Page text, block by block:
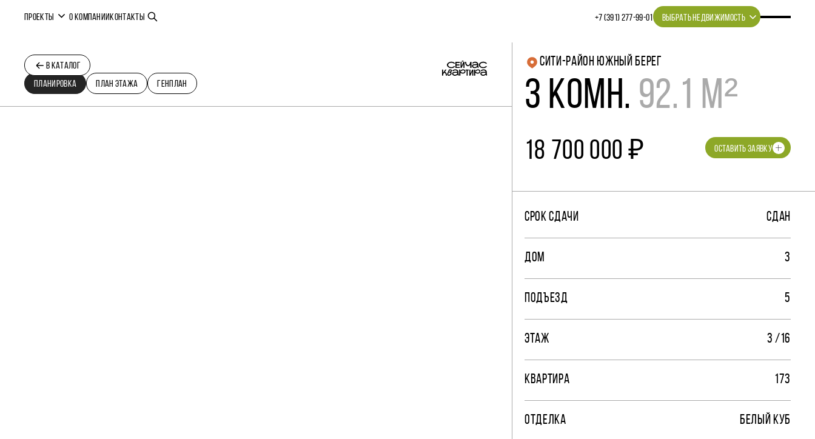
ПРОЕКТЫ О КОМПАНИИКОНТАКТЫ +7 (391) 277‒99‒01 ВЫБРАТЬ НЕДВИЖИМОСТЬ
В КАТАЛОГ
ПЛАНИРОВКА
ПЛАН ЭТАЖА ГЕНПЛАН
СИТИ-РАЙОН ЮЖНЫЙ БЕРЕГ
3 КОМН. 92.1 М²
18 700 000 ₽ ОСТАВИТЬ ЗАЯВКУ
СРОК СДАЧИ СДАН
ДОМ 3
ПОДЪЕЗД 5
ЭТАЖ 3 /16
КВАРТИРА 173
ОТДЕЛКА БЕЛЫЙ КУБ